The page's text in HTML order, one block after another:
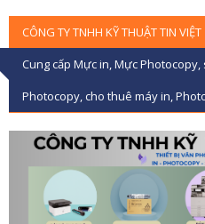
CÔNG TY TNHH KỸ THUẬT TIN VIỆT
Cung cấp Mực in, Mực
Photocopy, cho thuê máy in,